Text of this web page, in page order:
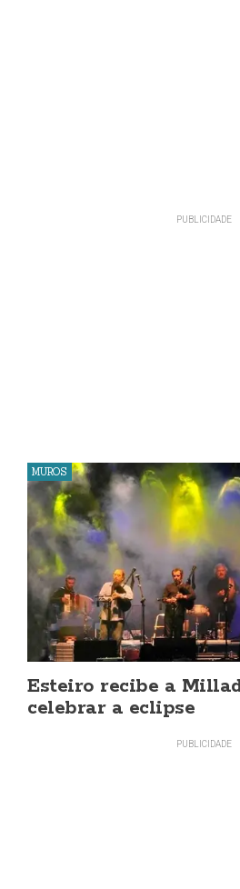
MUROS
Esteiro recibe a
celebrar a eclipse